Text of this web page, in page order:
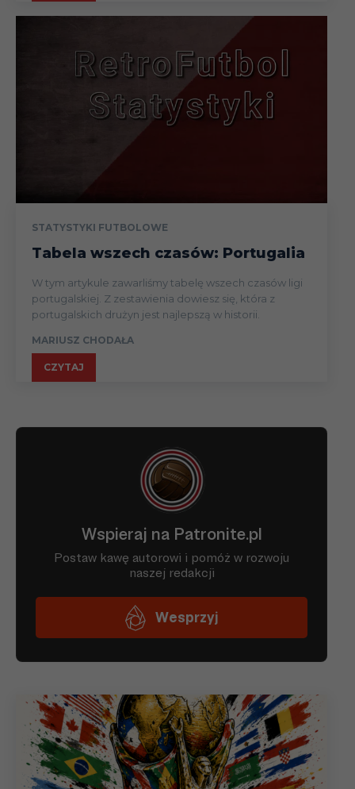
STATYSTYKI FUTBOLOWE
Tabela wszech czasów: Portugalia
W tym artykule zawarliśmy tabelę wszech czasów ligi
portugalskiej. Z zestawienia dowiesz się, która z
portugalskich drużyn jest najlepszą w historii.
MARIUSZ CHODAŁA
CZYTAJ